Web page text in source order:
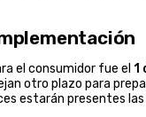
el consumidor fue el 1
otro plazo para
estarán presentes